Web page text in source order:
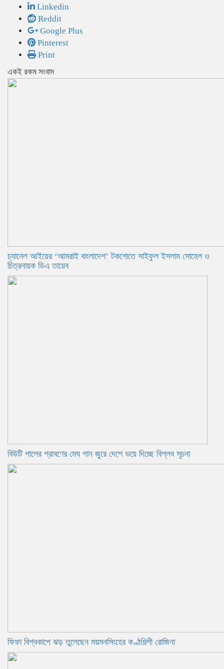
Linkedin
Reddit
Google Plus
Pinterest
Print
একই রকম সংবাদ
চ্যানেল আইয়ের ‘আমরাই বাংলাদেশ’ টকশোতে সাইফুল ইসলাম সোহেল ও
চিত্রনায়ক ডিএ তায়েব
বিউটি পালের শ্রাবণের মেঘ গান জুরে দেশে ভয়ে দিচ্ছে বিপ্লব সূচনা
ফিফা বিশ্বকাপে ঝড় তুলেছেন ময়মনসিংহের কণ্ঠশিল্পী রোজিনা